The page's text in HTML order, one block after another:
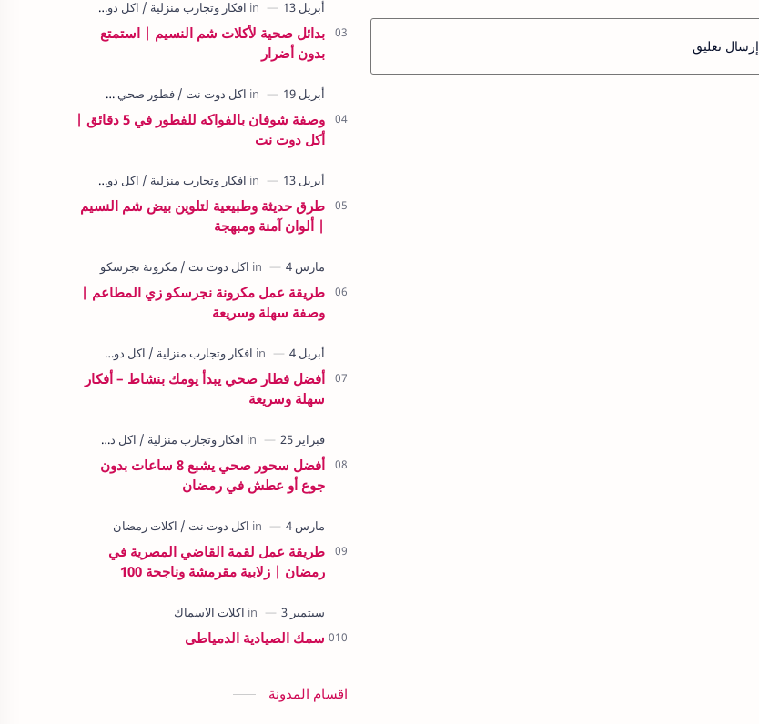
إرسال تعليق
بدائل صحية لأكلات شم النسيم | استمتع
بدون أضرار
وصفة شوفان بالفواكه للفطور في 5 دقائق |
أكل دوت نت
طرق حديثة وطبيعية لتلوين بيض شم النسيم
| ألوان آمنة ومبهجة
طريقة عمل مكرونة نجرسكو زي المطاعم |
وصفة سهلة وسريعة
أفضل فطار صحي يبدأ يومك بنشاط – أفكار
سهلة وسريعة
أفضل سحور صحي يشبع 8 ساعات بدون
جوع أو عطش في رمضان
طريقة عمل لقمة القاضي المصرية في
رمضان | زلابية مقرمشة وناجحة 100
سمك الصيادية الدمياطى
اقسام المدونة